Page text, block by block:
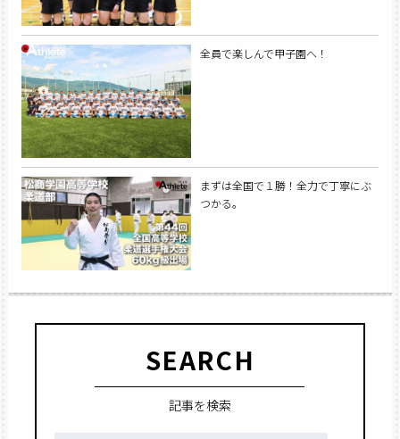
全員で楽しんで甲子園へ！
まずは全国で１勝！全力で丁寧にぶ
つかる。
SEARCH
記事を検索